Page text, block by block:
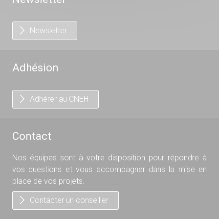
Newsletter
Adhésion
Adhérer au CNEH
Contact
Nos équipes sont à votre disposition pour répondre à
vos questions et vous accompagner dans la mise en
place de vos projets.
Contacter un conseiller